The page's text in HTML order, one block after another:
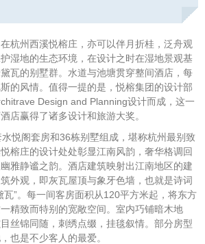
杭州西溪悦榕庄，亦可以伴月折桂，泛舟观
湿地的生态环境，在设计之时在湿地景观基
瓦的别墅群。水道与池塘贯穿整间酒店，每
的风情。值得一提的是，悦榕集团的设计部
Design and Planning设计而成，这一
店赢得了诸多设计和旅游大奖。
悦阁套房和36栋别墅组成，堪称杭州最别致
榕庄的设计处处彰显江南风韵，奢华格调回
雅静谧之韵。酒店建筑映射出江南地区的建
外观，即灰瓦屋顶与象牙色墙，也就是诗词
瓦”。每一间客房面积从120平方米起，将东方
精致而特别的宽敞空间。室内巧铺暗木地
丝锦同随，刺绣点缀，挂毯叙情。部分房型
也是不少客人的最爱。